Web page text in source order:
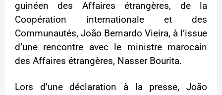
guinéen des Affaires étrangères, de la
Coopération internationale et des
Communautés, João Bernardo Vieira, à l’issue
d’une rencontre avec le ministre marocain
des Affaires étrangères, Nasser Bourita.
Lors d’une déclaration à la presse, João